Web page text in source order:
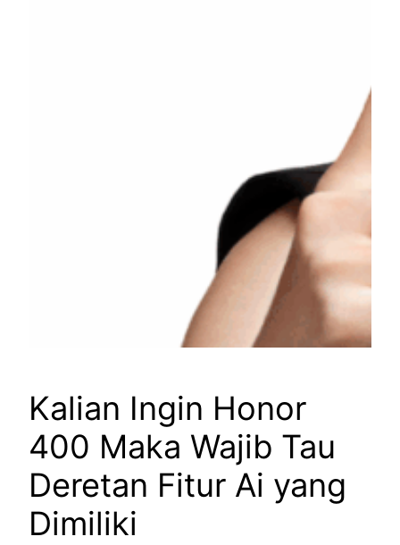
Kalian Ingin Honor
400 Maka Wajib Tau
Deretan Fitur Ai yang
Dimiliki